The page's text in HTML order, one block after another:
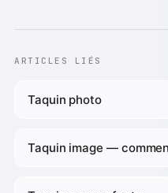
ARTICLES LIÉS
Taquin photo
Taquin image —